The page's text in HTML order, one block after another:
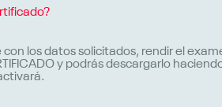
los datos solicitados, rendir el
y podrás descargarlo